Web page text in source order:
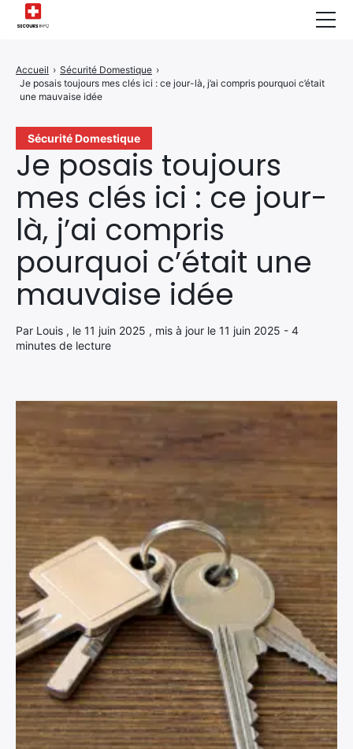
Sécurité Domestique
Je posais toujours
mes clés ici : ce jour-
là, j’ai compris
pourquoi c’était une
mauvaise idée
Par Louis , le 11 juin 2025 , mis à jour le 11 juin 2025 - 4
minutes de lecture
Accueil › Sécurité Domestique ›
Je posais toujours mes clés ici : ce jour-là, j’ai compris pourquoi c’était
une mauvaise idée
Infos & Conseils
Actualités des Secours
Santé & Bien-être
A propos de Nous
Contactez-nous
Politique de Confidentialité